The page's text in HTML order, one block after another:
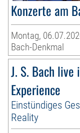
Konzerte am
Montag,
Bach-Denkmal
J. S. Bach
Experience
Einstündiges
Reality